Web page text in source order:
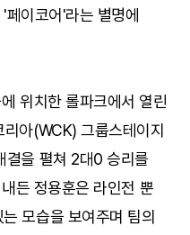
이코어'라는 별명에
위치한 롤파크에서 열린
아(WCK) 그룹스테이지
결을 펼쳐 2대0 승리를
든 정용훈은 라인전 뿐
모습을 보여주며 팀의